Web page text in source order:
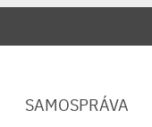
SAMOSPRÁVA